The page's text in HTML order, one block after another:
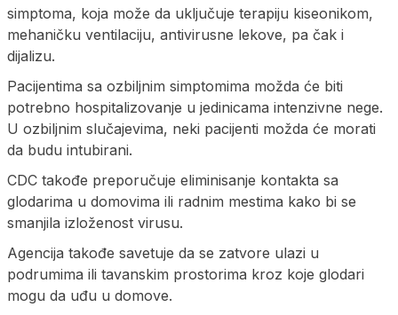
simptoma, koja može da uključuje terapiju kiseonikom,
mehaničku ventilaciju, antivirusne lekove, pa čak i
dijalizu.
Pacijentima sa ozbiljnim simptomima možda će biti
potrebno hospitalizovanje u jedinicama intenzivne nege.
U ozbiljnim slučajevima, neki pacijenti možda će morati
da budu intubirani.
CDC takođe preporučuje eliminisanje kontakta sa
glodarima u domovima ili radnim mestima kako bi se
smanjila izloženost virusu.
Agencija takođe savetuje da se zatvore ulazi u
podrumima ili tavanskim prostorima kroz koje glodari
mogu da uđu u domove.